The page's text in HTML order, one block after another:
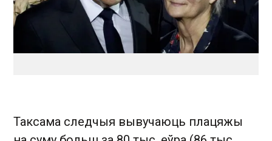
Таксама следчыя вывучаюць плацяжы